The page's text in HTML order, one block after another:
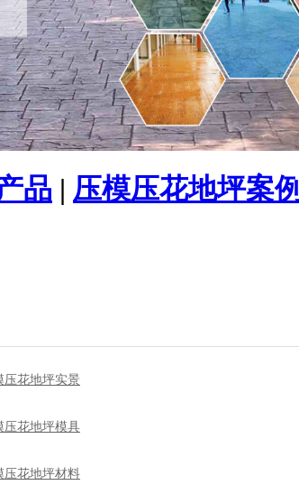
品 | 压模压花地坪案例
花地坪实景
花地坪模具
花地坪材料